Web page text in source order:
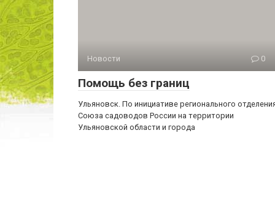
Новости 0
Помощь без границ
Ульяновск. По инициативе регионального
Союза садоводов России на территории
Ульяновской области и города